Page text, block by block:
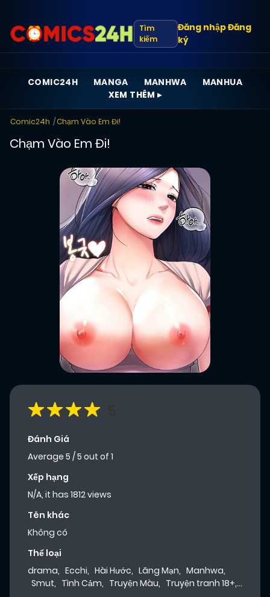
Tìm
kiếm
Đăng nhậpĐăng
ký
COMIC24H MANGA MANHWA
MANHUA
XEM THÊM ▸
Comic24h Chạm Vào Em Đi!
Chạm Vào Em Đi!
Đánh Giá
Average 5 /5 out of 1
Xếp hạng
N/A, it has 1812 views
Tên khác
Không có
Thể loại
drama, Ecchi, Hài Hước, Lãng Mạn, Manhwa,
Smut, Tình Cảm, Truyện Màu, Truyện tranh 18+,